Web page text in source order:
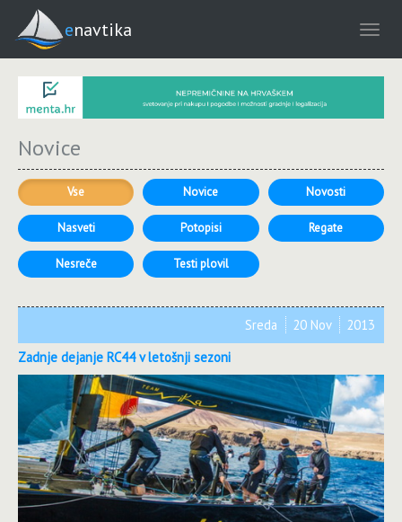
enavtika
Novice
Vse Novice Novosti
Nasveti Potopisi Regate
Nesreče Testi plovil
Zadnje dejanje RC44 v letošnji sezoni
Sreda 20 Nov 2013